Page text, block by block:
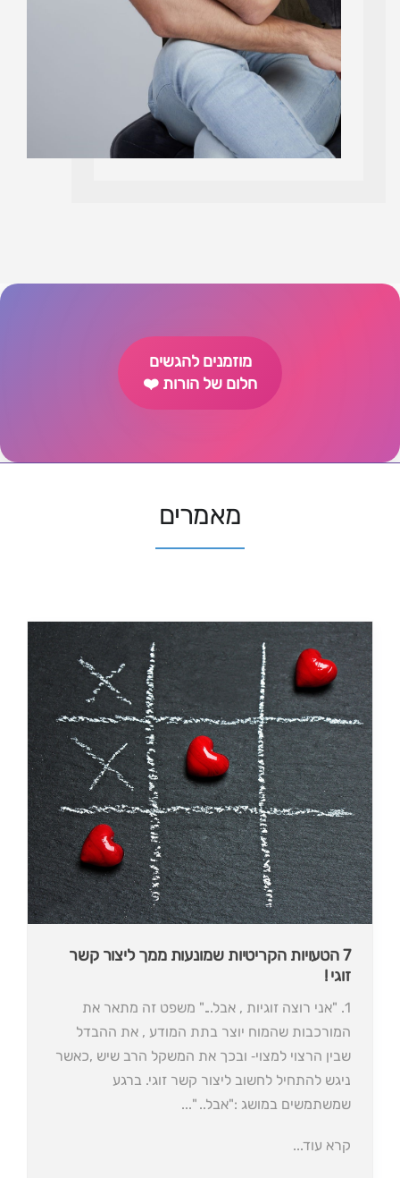
מוזמנים להגשים
חלום של הורות ❤️
מאמרים
7 הטעויות הקריטיות שמונעות ממך ליצור קשר
זוגי !
1. "אני רוצה זוגיות , אבל..." משפט זה מתאר את
המורכבות שהמוח יוצר בתת המודע , את ההבדל
שבין הרצוי למצוי‐ ובכך את המשקל הרב שיש ,כאשר
ניגש להתחיל לחשוב ליצור קשר זוגי. ברגע
שמשתמשים במושג :"אבל.. "...
קרא עוד...